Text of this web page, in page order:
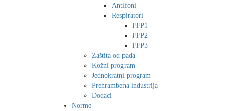
Antifoni
Respiratori
FFP1
FFP2
FFP3
Zaštita od pada
Kožni program
Jednokratni program
Prehrambena industrija
Dodaci
Norme